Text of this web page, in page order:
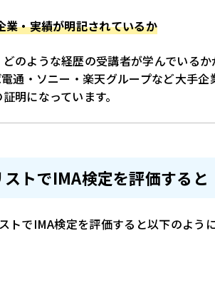
・実績が明記されているか
のような経歴の受講者が学んでいるか
通・ソニー・楽天グループなど大手
明になっています。
トでIMA検定を評価すると
トでIMA検定を評価すると以下のように